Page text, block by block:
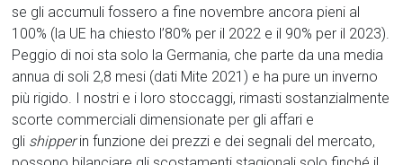
se gli accumuli fossero a fine novembre ancora pieni al
100% (la UE ha chiesto l’80% per il 2022 e il 90% per il 2023).
Peggio di noi sta solo la Germania, che parte da una media
annua di soli 2,8 mesi (dati Mite 2021) e ha pure un inverno
più rigido. I nostri e i loro stoccaggi, rimasti sostanzialmente
scorte commerciali dimensionate per gli affari e
gli shipperin funzione dei prezzi e dei segnali del mercato,